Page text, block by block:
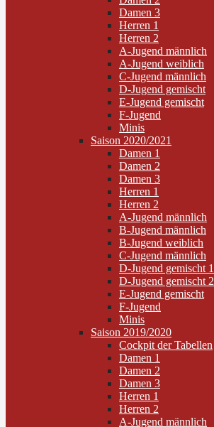
Damen 3
Herren 1
Herren 2
A-Jugend männlich
A-Jugend weiblich
C-Jugend männlich
D-Jugend gemischt
E-Jugend gemischt
F-Jugend
Minis
Saison 2020/2021
Damen 1
Damen 2
Damen 3
Herren 1
Herren 2
A-Jugend männlich
B-Jugend männlich
B-Jugend weiblich
C-Jugend männlich
D-Jugend gemischt 1
D-Jugend gemischt 2
E-Jugend gemischt
F-Jugend
Minis
Saison 2019/2020
Cockpit der Tabellen
Damen 1
Damen 2
Damen 3
Herren 1
Herren 2
A-Jugend männlich